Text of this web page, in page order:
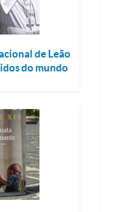
de Leão
do mundo